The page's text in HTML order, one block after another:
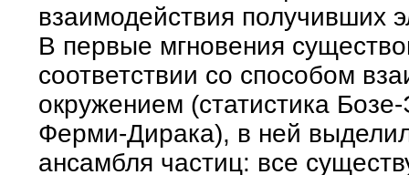
взаимодействия получивших
В первые мгновения
соответствии со способом
окружением (статистика
Ферми-Дирака), в ней
ансамбля частиц: все